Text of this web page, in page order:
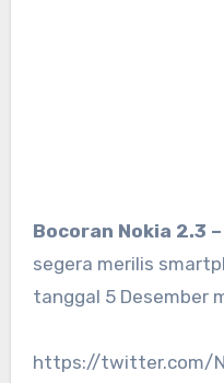
Bocoran Nokia 2.3 –
segera merilis
tanggal 5 Desember
https://twitter.com/